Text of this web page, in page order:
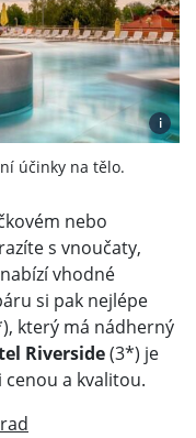
i
účinky na tělo.
nebo
s vnoučaty,
vhodné
si pak nejlépe
který má nádherný
Riverside(3*) je
a kvalitou.